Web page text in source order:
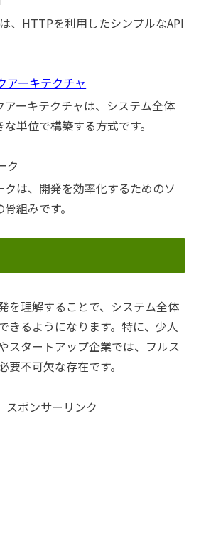
、HTTPを利用したシンプルなAPI
アーキテクチャ
アーキテクチャは、システム全体
単位で構築する方式です。
ク
クは、開発を効率化するためのソ
組みです。
を理解することで、システム全体
きるようになります。特に、少人
スタートアップ企業では、フルス
要不可欠な存在です。
スポンサーリンク